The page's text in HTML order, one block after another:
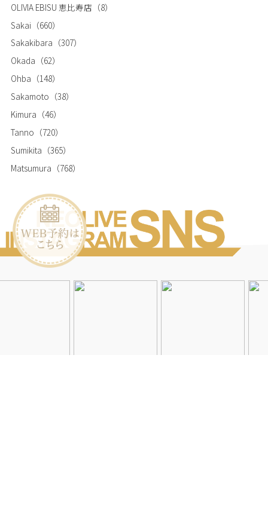
OLIVIA EBISU 恵比寿店 （8）
Sakai （660）
Sakakibara （307）
Okada （62）
Ohba （148）
Sakamoto （38）
Kimura （46）
Tanno （720）
Sumikita （365）
Matsumura （768）